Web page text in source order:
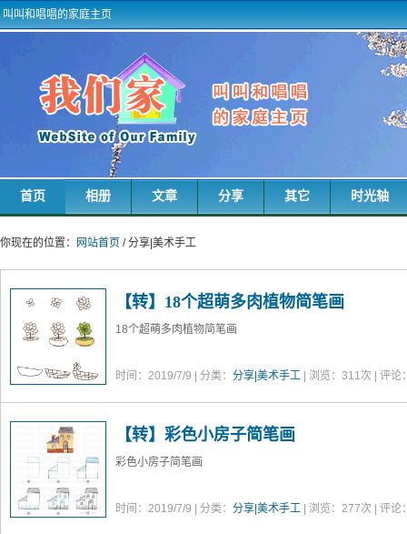
叫叫和唱唱的家庭主页
首页 相册 文章 分享 其它 时光轴
你现在的位置： 网站首页 / 分享|美术手工
【转】18个超萌多肉植物简笔画
18个超萌多肉植物简笔画
时间：2019/7/9 | 分类： 分享|美术手工 | 浏览： 311次 | 评论
【转】彩色小房子简笔画
彩色小房子简笔画
时间：2019/7/9 | 分类： 分享|美术手工 | 浏览： 277次 | 评论